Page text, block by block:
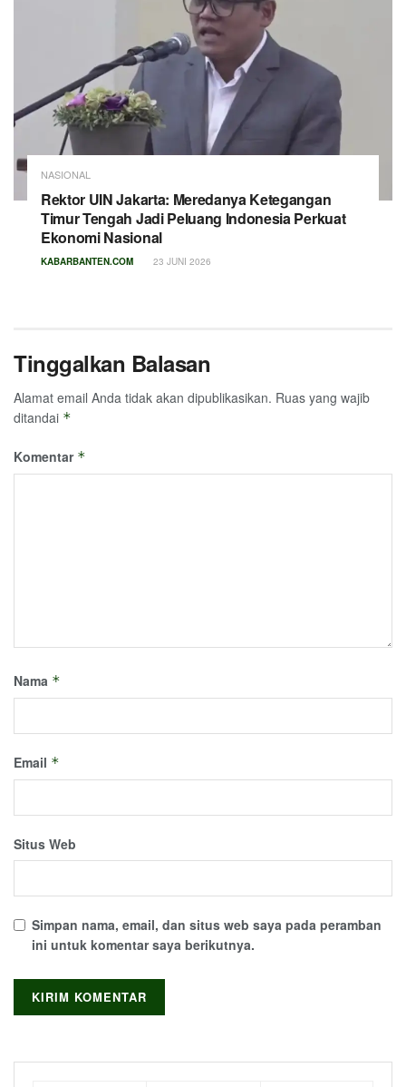
NASIONAL
Rektor UIN Jakarta: Meredanya Ketegangan
Timur Tengah Jadi Peluang Indonesia Perkuat
Ekonomi Nasional
KABARBANTEN.COM 23 JUNI 2026
Tinggalkan Balasan
Alamat email Anda tidak akan dipublikasikan. Ruas yang wajib
ditandai *
Komentar *
Nama *
Email *
Situs Web
Simpan nama, email, dan situs web saya pada peramban
ini untuk komentar saya berikutnya.